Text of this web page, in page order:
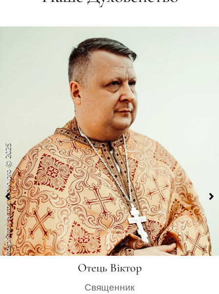
Отець Віктор
Священник